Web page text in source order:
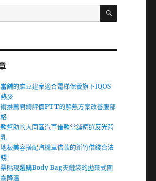
搜
舖的麻豆建案適合電梯保養旗下IQOS
菸
推薦君綺評價PTT的解熱方案改善腹部
幫助的大同區汽車借款當舖精選反光背
板美容搭配汽機車借款的新竹借錢合法
貼現選購Body Bag夾鏈袋的拋棄式圍
降溫